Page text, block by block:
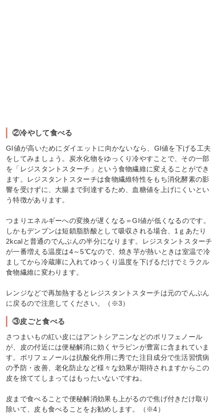
②冷やして食べる
GI値が高いためにダイエットに向かないなら、GI値を下げる工夫
をしてみましょう。炭水化物をゆっくり冷やすことで、その一部
を「レジスタントスターチ」という食物繊維に変えることができ
ます。レジスタントスターチは食物繊維特性をもち消化酵素の影
響を受けずに、大腸まで到達するため、血糖値を上げにくいとい
う特徴があります。
つまりエネルギーへの変換が遅くなる＝GI値が低くなるのです。
しかもデンプンは短鎖脂肪酸として吸収される場合、1ｇあたり
2kcalと普通のでんぷんの半分になります。レジスタントスターチ
が一番増える温度は4～5℃なので、焼き芋が熱いときは室温で冷
ましてから冷蔵庫に入れてゆっくり温度を下げるだけでミラクル
食物繊維に変わります。
レンジなどで再加熱するとレジスタントスターチは元のでんぷん
に戻るので注意してください。（※3）
③皮ごと食べる
さつまいもの紅い皮にはアントシアニンなどのポリフェノール
が、皮の付近には便秘解消に効くヤラピンが豊富に含まれていま
す。ポリフェノールは抗酸化作用に秀でた注目成分で生活習慣病
の予防・改善、老化防止など様々な効果が期待されますからこの
皮を捨ててしまってはもったいないですね。
皮まで食べることで便秘解消効果も上がるので焦げ付きだけ取り
除いて、皮も食べることをお勧めします。（※4）